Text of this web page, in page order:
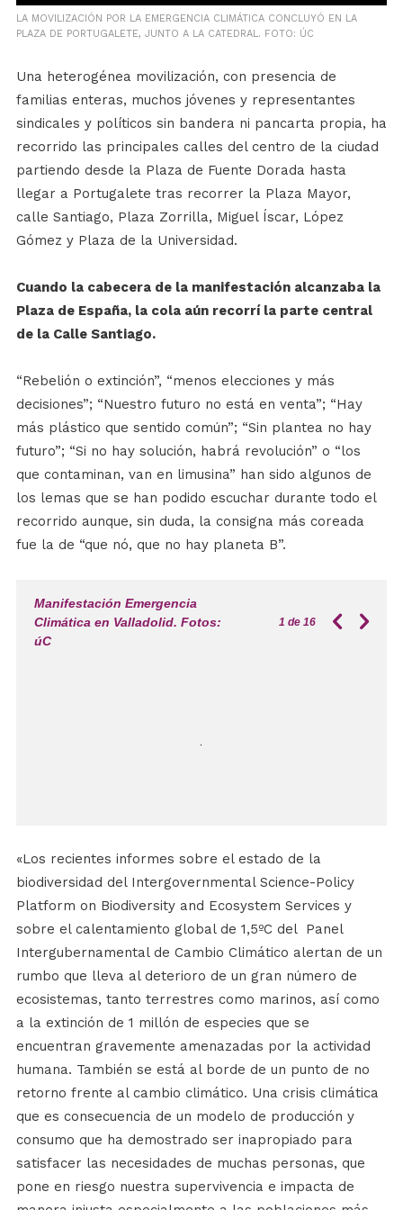
LA MOVILIZACIÓN POR LA EMERGENCIA CLIMÁTICA CONCLUYÓ EN LA
PLAZA DE PORTUGALETE, JUNTO A LA CATEDRAL. FOTO: ÚC
Una heterogénea movilización, con presencia de
familias enteras, muchos jóvenes y representantes
sindicales y políticos sin bandera ni pancarta propia, ha
recorrido las principales calles del centro de la ciudad
partiendo desde la Plaza de Fuente Dorada hasta
llegar a Portugalete tras recorrer la Plaza Mayor,
calle Santiago, Plaza Zorrilla, Miguel Íscar, López
Gómez y Plaza de la Universidad.
Cuando la cabecera de la manifestación alcanzaba la
Plaza de España, la cola aún recorrí la parte central
de la Calle Santiago.
“Rebelión o extinción”, “menos elecciones y más
decisiones”; “Nuestro futuro no está en venta”; “Hay
más plástico que sentido común”; “Sin plantea no hay
futuro”; “Si no hay solución, habrá revolución” o “los
que contaminan, van en limusina” han sido algunos de
los lemas que se han podido escuchar durante todo el
recorrido aunque, sin duda, la consigna más coreada
fue la de “que nó, que no hay planeta B”.
Manifestación Emergencia
Climática en Valladolid. Fotos:
úC
1 de 16
«Los recientes informes sobre el estado de la
biodiversidad del Intergovernmental Science-Policy
Platform on Biodiversity and Ecosystem Services y
sobre el calentamiento global de 1,5ºC del Panel
Intergubernamental de Cambio Climático alertan de un
rumbo que lleva al deterioro de un gran número de
ecosistemas, tanto terrestres como marinos, así como
a la extinción de 1 millón de especies que se
encuentran gravemente amenazadas por la actividad
humana. También se está al borde de un punto de no
retorno frente al cambio climático. Una crisis climática
que es consecuencia de un modelo de producción y
consumo que ha demostrado ser inapropiado para
satisfacer las necesidades de muchas personas, que
pone en riesgo nuestra supervivencia e impacta de